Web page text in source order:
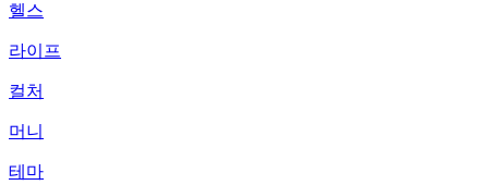
헬스
라이프
컬처
머니
테마